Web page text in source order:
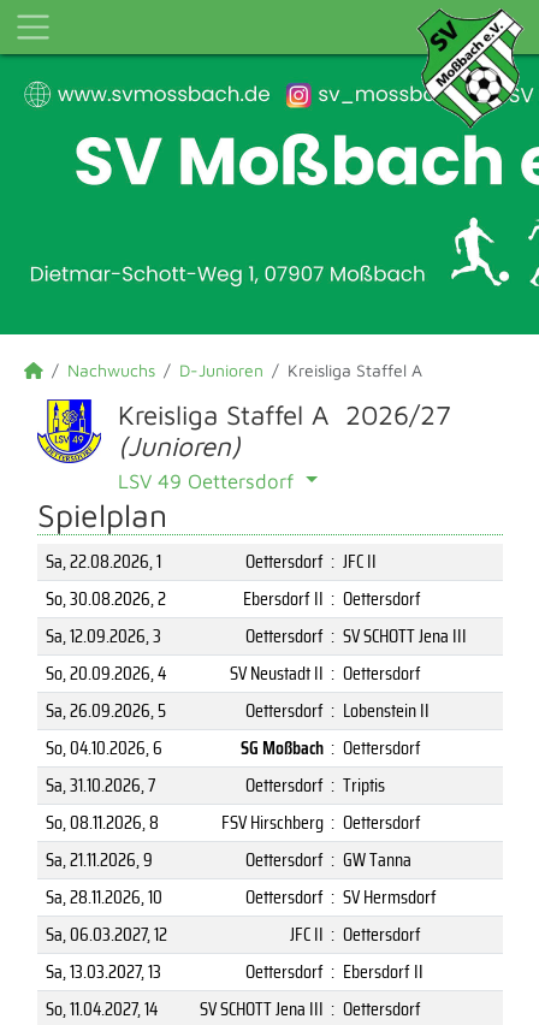
Nachwuchs D-Junioren Kreisliga Staffel A
Kreisliga Staffel A 2026/27
(Junioren)
LSV 49 Oettersdorf
Spielplan
Sa, 22.08.2026, 1 Oettersdorf : JFC II
So, 30.08.2026, 2 Ebersdorf II : Oettersdorf
Sa, 12.09.2026, 3 Oettersdorf : SV SCHOTT Jena III
So, 20.09.2026, 4 SV Neustadt II : Oettersdorf
Sa, 26.09.2026, 5 Oettersdorf : Lobenstein II
So, 04.10.2026, 6 SG Moßbach : Oettersdorf
Sa, 31.10.2026, 7 Oettersdorf : Triptis
So, 08.11.2026, 8 FSV Hirschberg : Oettersdorf
Sa, 21.11.2026, 9 Oettersdorf : GW Tanna
Sa, 28.11.2026, 10 Oettersdorf : SV Hermsdorf
Sa, 06.03.2027, 12 JFC II : Oettersdorf
Sa, 13.03.2027, 13 Oettersdorf : Ebersdorf II
So, 11.04.2027, 14 SV SCHOTT Jena III : Oettersdorf